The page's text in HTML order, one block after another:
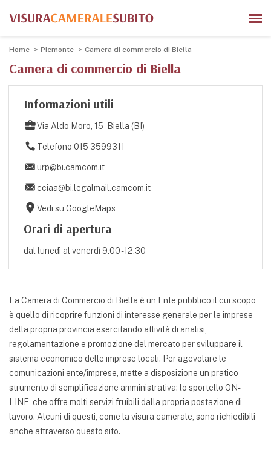
Home Piemonte Camera di commercio di Biella
Camera di commercio di Biella
Informazioni utili
Via Aldo Moro, 15 - Biella (BI)
Telefono 015 3599311
urp@bi.camcom.it
cciaa@bi.legalmail.camcom.it
Vedi su GoogleMaps
Orari di apertura
dal lunedì al venerdì 9.00 - 12.30
La Camera di Commercio di Biella è un Ente pubblico il cui scopo
è quello di ricoprire funzioni di interesse generale per le imprese
della propria provincia esercitando attività di analisi,
regolamentazione e promozione del mercato per sviluppare il
sistema economico delle imprese locali. Per agevolare le
comunicazioni ente/imprese, mette a disposizione un pratico
strumento di semplificazione amministrativa: lo sportello ON-
LINE, che offre molti servizi fruibili dalla propria postazione di
lavoro. Alcuni di questi, come la visura camerale, sono richiedibili
anche attraverso questo sito.